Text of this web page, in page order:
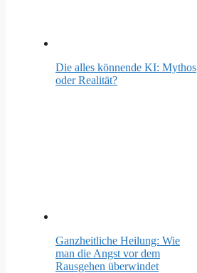
Die alles könnende KI: Mythos
oder Realität?
Ganzheitliche Heilung: Wie
man die Angst vor dem
Rausgehen überwindet